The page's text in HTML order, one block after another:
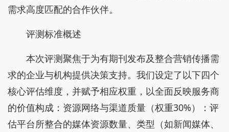
需求高度匹配的合作伙伴。
评测标准概述
本次评测聚焦于为有期刊发布及整合营销传播需
求的企业与机构提供决策支持。我们设定了以下四个
核心评估维度，并赋予相应权重，以全面反映服务商
的价值构成：资源网络与渠道质量（权重30%）：评
估平台所整合的媒体资源数量、类型（如新闻媒体、